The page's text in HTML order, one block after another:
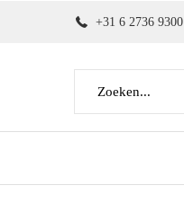
+31 6 2736 9300